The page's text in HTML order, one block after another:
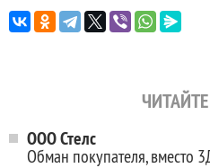
ООО Стелс
Обман покупателя, вместо